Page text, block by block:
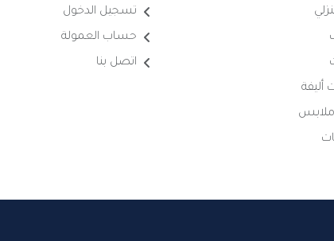
أليفة
تسجيل الدخول
حساب العمولة
اتصل بنا